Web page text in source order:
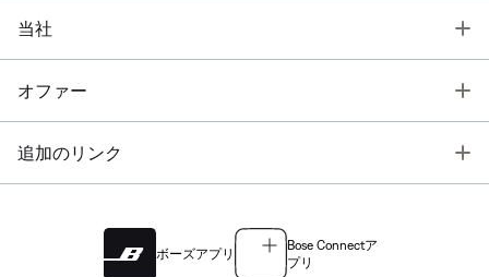
当社
オファー
追加のリンク
ボーズアプリ
Bose Connectア
プリ